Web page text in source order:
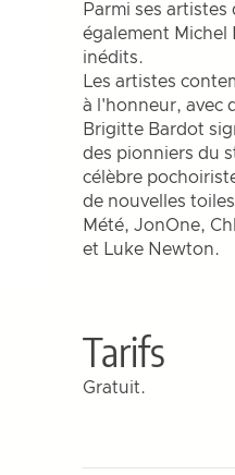
Parmi ses
également Michel
inédits.
Les artistes
à l'honneur, avec
Brigitte Bardot
des pionniers du
célèbre
de nouvelles
Mété, JonOne,
et Luke Newton.
Tarifs
Gratuit.